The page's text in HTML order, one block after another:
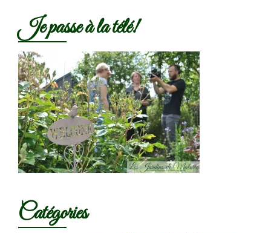
Je passe à la télé!
Catégories